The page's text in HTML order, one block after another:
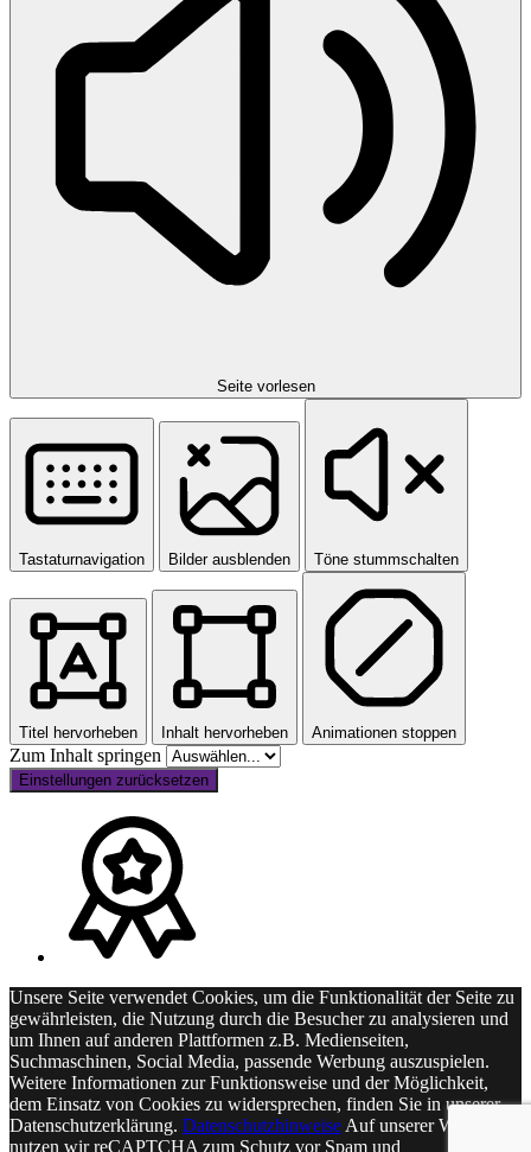
Seite vorlesen
Tastaturnavigation Bilder ausblenden Töne stummschalten
Titel hervorheben Inhalt hervorheben Animationen stoppen
Zum Inhalt springen
Einstellungen zurücksetzen
Unsere Seite verwendet Cookies, um die Funktionalität der Seite zu
gewährleisten, die Nutzung durch die Besucher zu analysieren und
um Ihnen auf anderen Plattformen z.B. Medienseiten,
Suchmaschinen, Social Media, passende Werbung auszuspielen.
Weitere Informationen zur Funktionsweise und der Möglichkeit,
dem Einsatz von Cookies zu widersprechen, finden Sie in unserer
Datenschutzerklärung. DatenschutzhinweiseAuf unserer Webseite
nutzen wir reCAPTCHA zum Schutz vor Spam und